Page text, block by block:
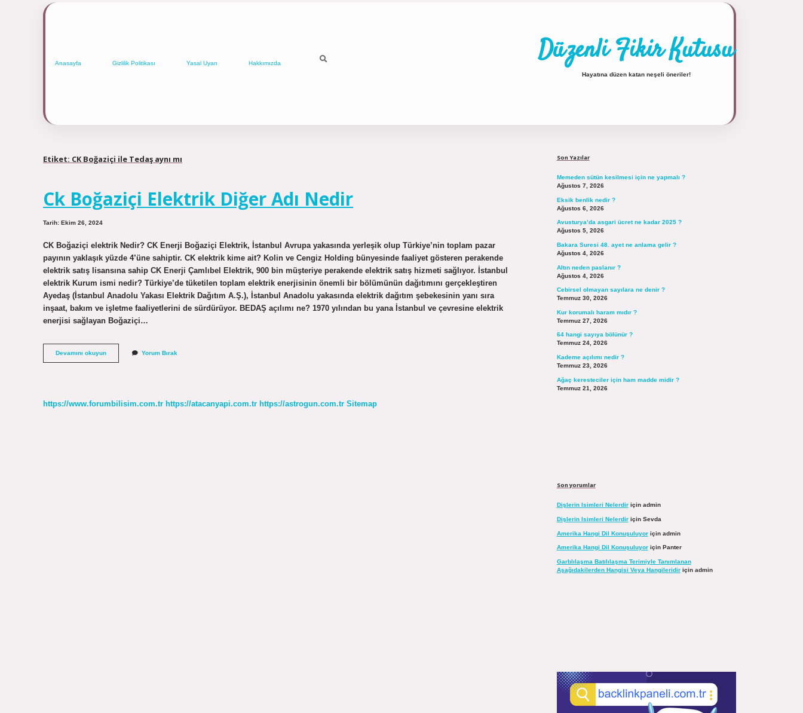
Anasayfa Gizlilik Politikası Yasal Uyarı Hakkımızda Düzenli Fikir Kutusu
Hayatına düzen katan neşeli öneriler!
Etiket: CK Boğaziçi ile Tedaş aynı mı
Ck Boğaziçi Elektrik Diğer Adı Nedir
Tarih: Ekim 26, 2024
CK Boğaziçi elektrik Nedir? CK Enerji Boğaziçi Elektrik, İstanbul Avrupa yakasında yerleşik olup Türkiye’nin toplam pazar
payının yaklaşık yüzde 4’üne sahiptir. CK elektrik kime ait? Kolin ve Cengiz Holding bünyesinde faaliyet gösteren perakende
elektrik satış lisansına sahip CK Enerji Çamlıbel Elektrik, 900 bin müşteriye perakende elektrik satış hizmeti sağlıyor. İstanbul
elektrik Kurum ismi nedir? Türkiye’de tüketilen toplam elektrik enerjisinin önemli bir bölümünün dağıtımını gerçekleştiren
Ayedaş (İstanbul Anadolu Yakası Elektrik Dağıtım A.Ş.), İstanbul Anadolu yakasında elektrik dağıtım şebekesinin yanı sıra
inşaat, bakım ve işletme faaliyetlerini de sürdürüyor. BEDAŞ açılımı ne? 1970 yılından bu yana İstanbul ve çevresine elektrik
enerjisi sağlayan Boğaziçi…
Devamını okuyunCk
Boğaziçi
Yorum Bırak
https://www.forumbilisim.com.tr https://atacanyapi.com.tr https://astrogun.com.tr Sitemap
Son Yazılar
Memeden sütün kesilmesi için ne yapmalı ?
Ağustos 7, 2026
Eksik benlik nedir ?
Ağustos 6, 2026
Avusturya’da asgari ücret ne kadar 2025 ?
Ağustos 5, 2026
Bakara Suresi 48. ayet ne anlama gelir ?
Ağustos 4, 2026
Altın neden paslanır ?
Ağustos 4, 2026
Cebirsel olmayan sayılara ne denir ?
Temmuz 30, 2026
Kur korumalı haram mıdır ?
Temmuz 27, 2026
64 hangi sayıya bölünür ?
Temmuz 24, 2026
Kademe açılımı nedir ?
Temmuz 23, 2026
Ağaç keresteciler için ham madde midir ?
Temmuz 21, 2026
Son yorumlar
Dişlerin Isimleri Nelerdiriçin admin
Dişlerin Isimleri Nelerdiriçin Sevda
Amerika Hangi Dil Konuşuluyoriçin admin
Amerika Hangi Dil Konuşuluyoriçin Panter
Garblılaşma Batılılaşma Terimiyle Tanımlanan
Aşağıdakilerden Hangisi Veya Hangileridiriçin admin